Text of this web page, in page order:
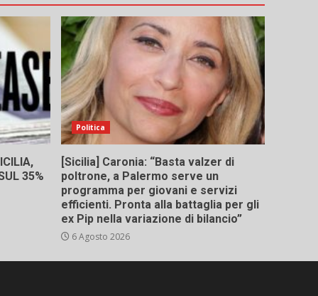
35%
Politica
[Sicilia] Caronia: “Basta valzer di
poltrone, a Palermo serve un
programma per giovani e servizi
efficienti. Pronta alla battaglia per gli
ex Pip nella variazione di bilancio”
6 Agosto 2026